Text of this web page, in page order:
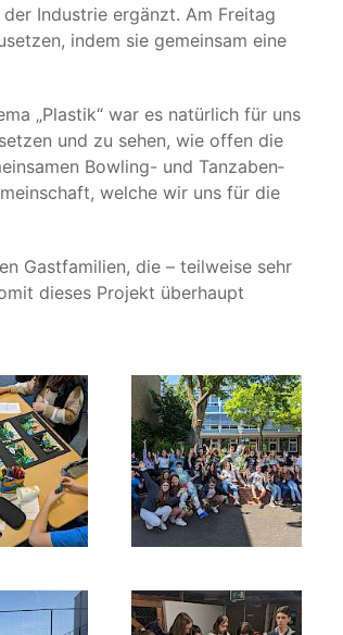
Indus­trie ergänzt. Am Frei­tag
indem sie gemein­sam eine
„Plas­tik“ war es natür­lich für uns
und zu sehen, wie offen die
Bow­ling- und Tanz­aben­
wel­che wir uns für die
Gast­fa­mi­li­en, die – teil­wei­se sehr
die­ses Pro­jekt über­haupt